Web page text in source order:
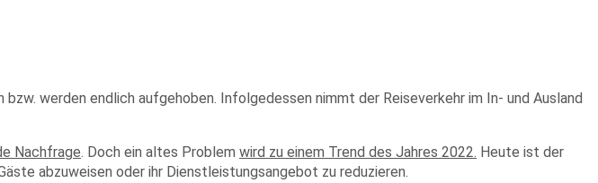
werden endlich aufgehoben. Infolgedessen nimmt der Reiseverkehr im In- und Ausland
Nachfrage. Doch ein altes Problem wird zu einem Trend des Jahres 2022. Heute ist der
abzuweisen oder ihr Dienstleistungsangebot zu reduzieren.